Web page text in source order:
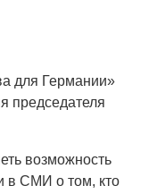
для Германии»
председателя
возможность
в СМИ о том, кто